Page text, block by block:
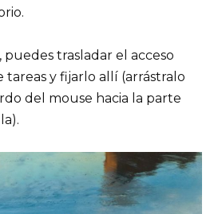
puedes trasladar el acceso
tareas y fijarlo allí (arrástralo
del mouse hacia la parte